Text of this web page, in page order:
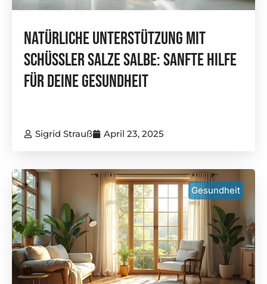
Natürliche Unterstützung Mit
Schüssler Salze Salbe: Sanfte Hilfe
Für Deine Gesundheit
Sigrid Strauß April 23, 2025
Gesundheit